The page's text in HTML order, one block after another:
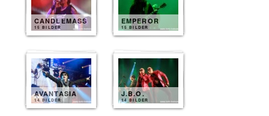
CANDLEMASS
15 BILDER
EMPEROR
15 BILDER
AVANTASIA
14 BILDER
J.B.O.
14 BILDER